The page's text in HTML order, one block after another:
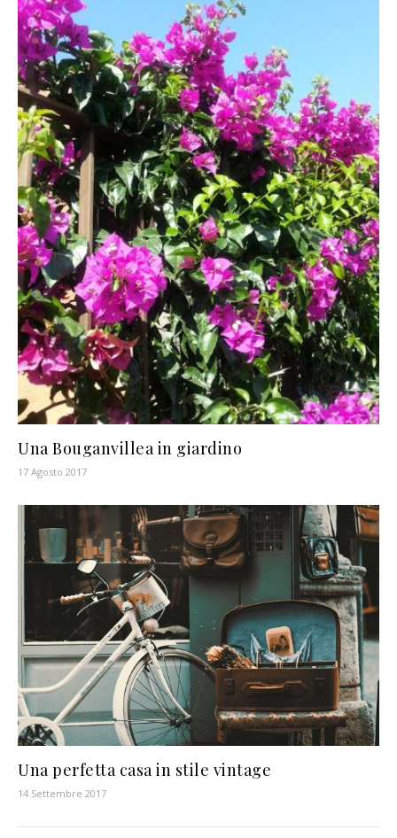
Una Bouganvillea in giardino
17 Agosto 2017
Una perfetta casa in stile vintage
14 Settembre 2017